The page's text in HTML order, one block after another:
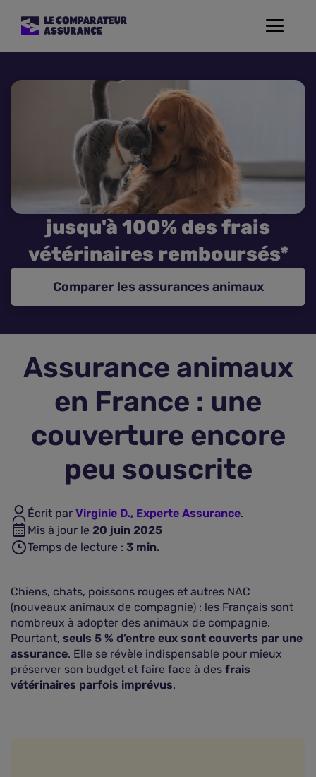
Toggle
Assurance Moto
Assurance Habitation
Assurance de prêt
Prévoyance
Assurance Animaux
jusqu'à 100% des frais
vétérinaires remboursés*
Comparer les assurances animaux
Assurance animaux
en France : une
couverture encore
peu souscrite
Écrit par Virginie D., Experte Assurance.
Mis à jour le 20 juin 2025
Temps de lecture : 3 min.
Chiens, chats, poissons rouges et autres NAC
(nouveaux animaux de compagnie) : les Français sont
nombreux à adopter des animaux de compagnie.
Pourtant, seuls 5 % d’entre eux sont couverts par une
assurance. Elle se révèle indispensable pour mieux
préserver son budget et faire face à des frais
vétérinaires parfois imprévus.